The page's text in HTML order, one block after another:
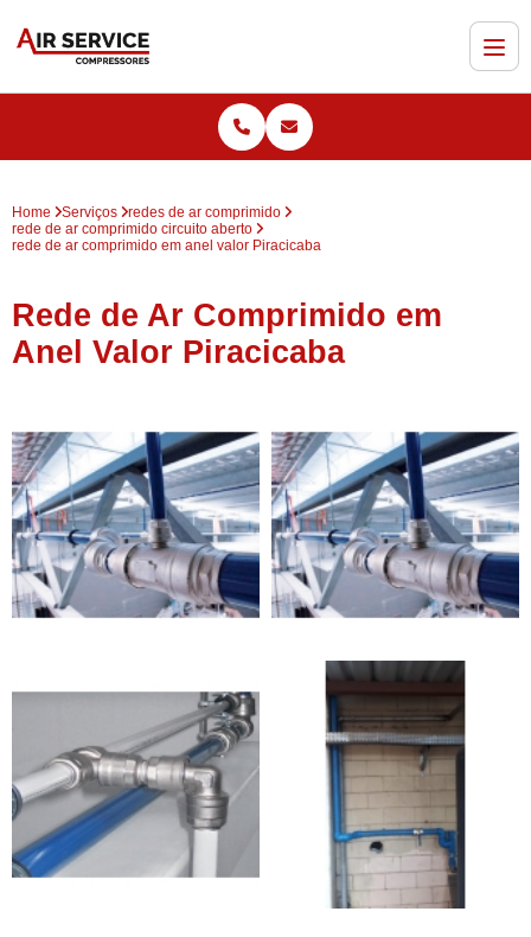
Home Serviços
redes de ar comprimido
rede de ar comprimido circuito aberto
rede de ar comprimido em anel valor Piracicaba
Rede de Ar Comprimido em
Anel Valor Piracicaba